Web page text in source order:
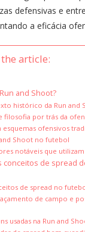
defensivas e
a eficácia
article:
and Shoot?
histórico da Run and
filosofia por trás da
esquemas ofensivos
Shoot no futebol
notáveis que
conceitos de spread
de spread no
de campo e
usadas na Run and